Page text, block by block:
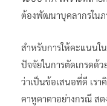
ต้องพัฒนาบุคลากรในภ
สำหรับการให้คะแนนใ
ปัจจัยในการตัดเกรดด้
ว่าเป็นข้อเสนอที่ดี เร
คาหูคาตาอย่างกรณี สต